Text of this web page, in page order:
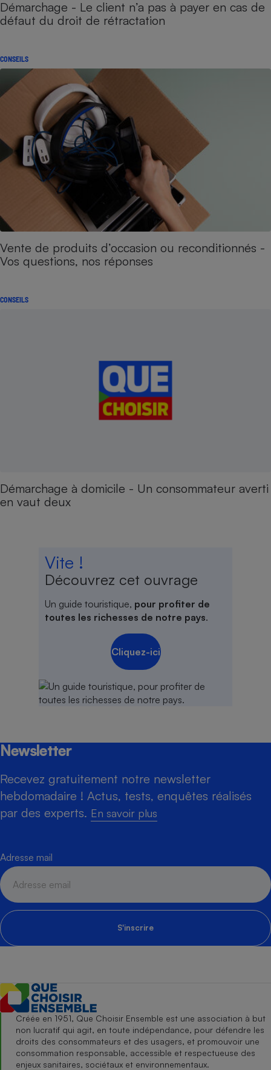
Démarchage - Le client n’a pas à payer en cas de
défaut du droit de rétractation
CONSEILS
Vente de produits d’occasion ou reconditionnés -
Vos questions, nos réponses
CONSEILS
Démarchage à domicile - Un consommateur averti
en vaut deux
Vite !
Découvrez cet ouvrage
Un guide touristique, pour profiter de
toutes les richesses de notre pays.
Cliquez-ici
Newsletter
Recevez gratuitement notre newsletter
hebdomadaire ! Actus, tests, enquêtes réalisés
par des experts. En savoir plus
Adresse mail
S'inscrire
Créée en 1951, Que Choisir Ensemble est une association à but
non lucratif qui agit, en toute indépendance, pour défendre les
droits des consommateurs et des usagers, et promouvoir une
consommation responsable, accessible et respectueuse des
enjeux sanitaires, sociétaux et environnementaux.